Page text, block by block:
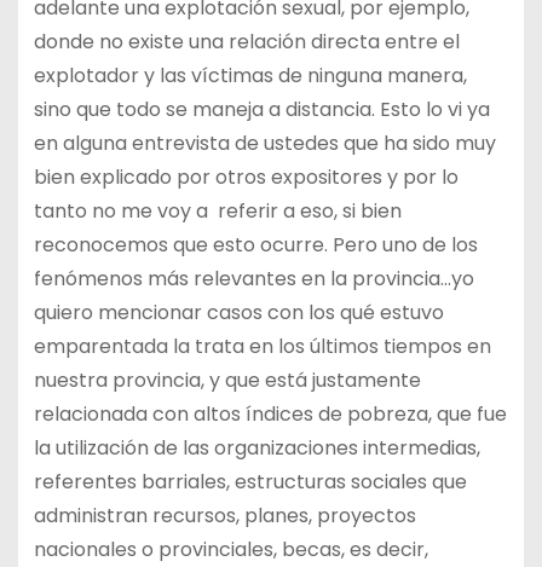
adelante una explotación sexual, por ejemplo,
donde no existe una relación directa entre el
explotador y las víctimas de ninguna manera,
sino que todo se maneja a distancia. Esto lo vi ya
en alguna entrevista de ustedes que ha sido muy
bien explicado por otros expositores y por lo
tanto no me voy a referir a eso, si bien
reconocemos que esto ocurre. Pero uno de los
fenómenos más relevantes en la provincia…yo
quiero mencionar casos con los qué estuvo
emparentada la trata en los últimos tiempos en
nuestra provincia, y que está justamente
relacionada con altos índices de pobreza, que fue
la utilización de las organizaciones intermedias,
referentes barriales, estructuras sociales que
administran recursos, planes, proyectos
nacionales o provinciales, becas, es decir,